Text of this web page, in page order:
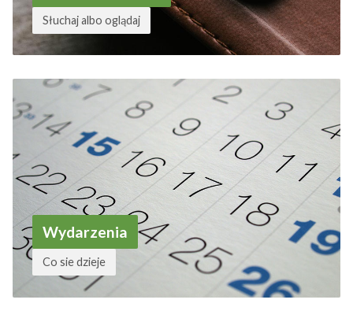
Słuchaj albo oglądaj
Wydarzenia
Co sie dzieje